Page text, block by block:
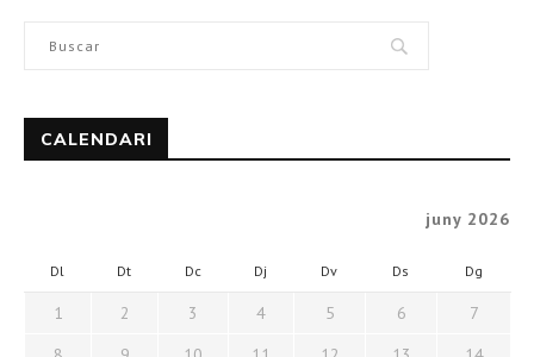
CALENDARI
juny 2026
Dl Dt Dc Dj Dv Ds Dg
1 2 3 4 5 6
7